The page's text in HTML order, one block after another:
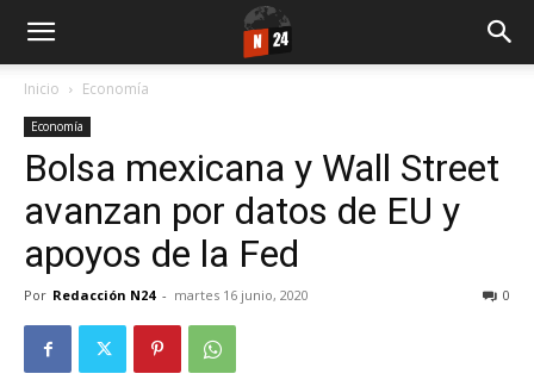
Inicio Economía
Economía
Bolsa mexicana y Wall Street
avanzan por datos de EU y
apoyos de la Fed
Por Redacción N24 - martes 16 junio, 2020 0